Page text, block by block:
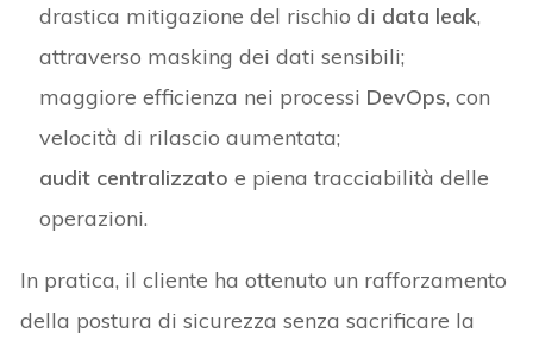
drastica mitigazione del rischio di data leak,
attraverso masking dei dati sensibili;
maggiore efficienza nei processi DevOps, con
velocità di rilascio aumentata;
audit centralizzato e piena tracciabilità delle
operazioni.
In pratica, il cliente ha ottenuto un rafforzamento
della postura di sicurezza senza sacrificare la